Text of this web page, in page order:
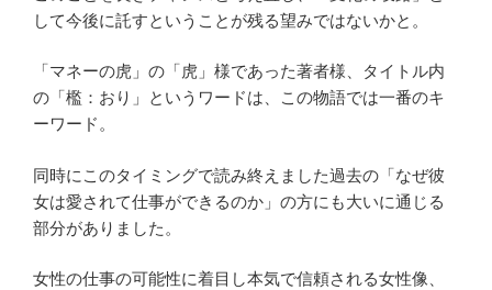
して今後に託すということが残る望みではないかと。
「マネーの虎」の「虎」様であった著者様、タイトル内
の「檻：おり」というワードは、この物語では一番のキ
ーワード。
同時にこのタイミングで読み終えました過去の「なぜ彼
女は愛されて仕事ができるのか」の方にも大いに通じる
部分がありました。
女性の仕事の可能性に着目し本気で信頼される女性像、